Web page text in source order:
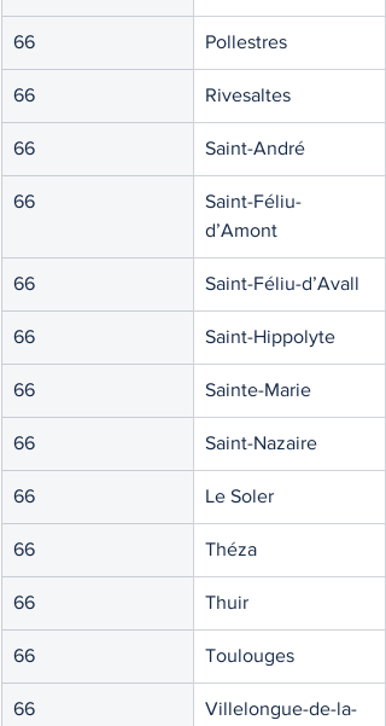
66 Pollestres
66 Rivesaltes
66 Saint-André
66
Saint-Féliu-
d’Amont
66 Saint-Féliu-d’Avall
66 Saint-Hippolyte
66 Sainte-Marie
66 Saint-Nazaire
66 Le Soler
66 Théza
66 Thuir
66 Toulouges
66
Villelongue-de-la-